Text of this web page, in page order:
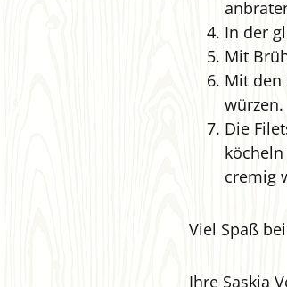
In der
Mit
Mit den
würzen.
Die
cremig
Viel Spaß
Ihre Saskia